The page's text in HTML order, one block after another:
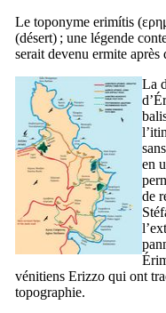
Le toponyme erimítis (
(désert) ; une légende
serait devenu ermite
La
en
de
vénitiens Erizzo qui ont
topographie.